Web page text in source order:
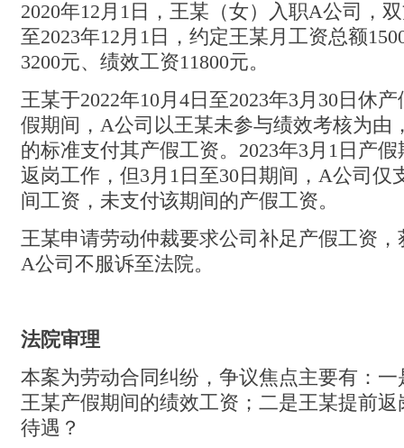
2020年12月1日，王某（女）入职A公司，
至2023年12月1日，约定王某月工资总额
3200元、绩效工资11800元。
王某于2022年10月4日至2023年3月30日休
假期间，A公司以王某未参与绩效考核为由
的标准支付其产假工资。2023年3月1日产
返岗工作，但3月1日至30日期间，A公司仅
间工资，未支付该期间的产假工资。
王某申请劳动仲裁要求公司补足产假工资
A公司不服诉至法院。
法院审理
本案为劳动合同纠纷，争议焦点主要有：
王某产假期间的绩效工资；二是王某提前
待遇？